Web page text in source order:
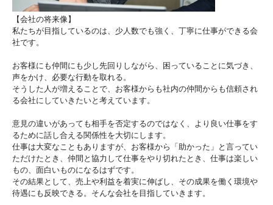
【会社の将来像】
私たちが目指しているのは、少人数でも強く、丁寧に仕事ができる会
社です。
お客様にも仲間にも少し先回りしながら、困っていることに気づき、
声をかけ、必要な行動を取れる。
そうした人が増えることで、お客様からも社内の仲間からも信頼され
る会社にしていきたいと考えています。
意見の違いがあっても相手を否定するのではなく、より良い仕事をす
るために話し合える関係性を大切にします。
仕事は大変なこともありますが、お客様から「助かった」と言ってい
ただけたとき、仲間と協力して仕事をやり切れたとき、仕事は楽しい
もの、面白いものになるはずです。
その結果として、売上や利益を着実に伸ばし、その成果を働く環境や
待遇にも反映できる。そんな会社を目指していきます。